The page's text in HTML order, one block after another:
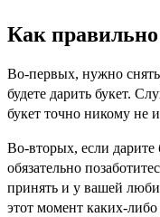
Как
Во-первых, нужно снять
будете дарить букет.
букет точно никому не
Во-вторых, если дарите
обязательно
принять и у вашей
этот момент каких-